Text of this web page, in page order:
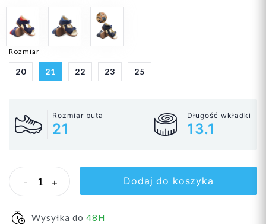
Rozmiar
20 21 22 23 25
Rozmiar buta
21
Długość wkładki
13.1
- + Dodaj do koszyka
Wysyłka do 48H